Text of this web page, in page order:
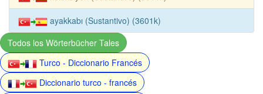
ayakkabı (Sustantivo) (3601k)
Todos los Wörterbücher Tales
Turco - Diccionario Francés
Diccionario turco - francés